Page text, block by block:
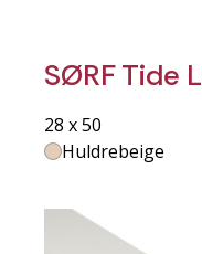
SØRF Tide
28 x 50
Huldrebeige